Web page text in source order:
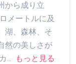
から成り立
メートルに及
湖、森林、そ
然の美しさが
...
もっと見る